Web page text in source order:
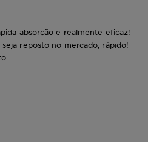
absorção e realmente eficaz!
reposto no mercado, rápido!